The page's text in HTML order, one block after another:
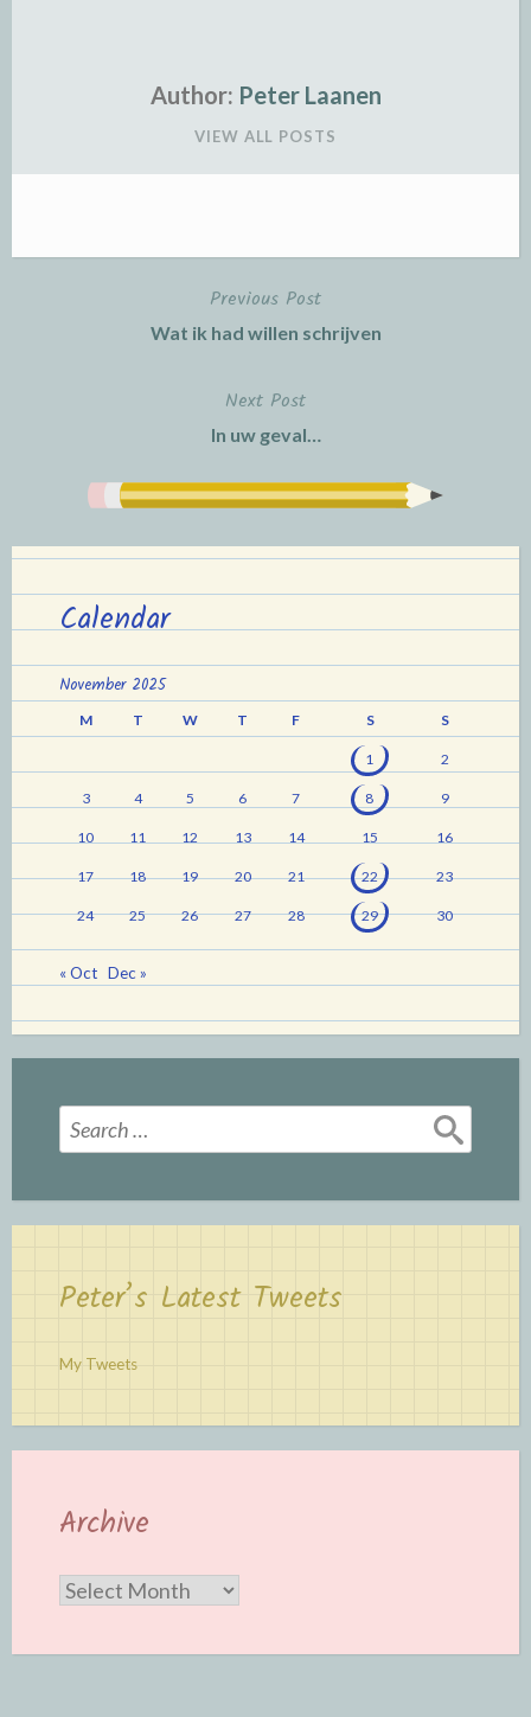
Author: Peter Laanen
VIEW ALL POSTS
Previous Post
Wat ik had willen schrijven
Next Post
In uw geval…
Calendar
November 2025
M T W T F S S
1 2
3 4 5 6 7 8 9
10 11 12 13 14 15 16
17 18 19 20 21 22 23
24 25 26 27 28 29 30
« Oct Dec »
Search
for:
Peter’s Latest Tweets
My Tweets
Archive
Archive